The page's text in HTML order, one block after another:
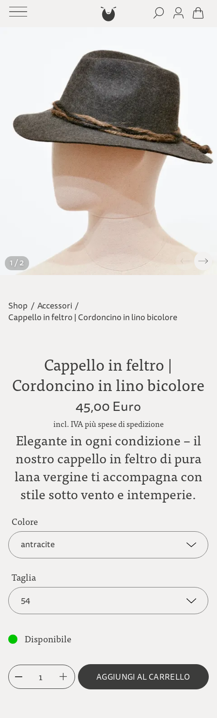
1 / 2
Shop / Accessori /
Cappello in feltro | Cordoncino in lino bicolore
Cappello in feltro |
Cordoncino in lino bicolore
45,00 Euro
incl. IVA più spese di spedizione
Elegante in ogni condizione – il
nostro cappello in feltro di pura
lana vergine ti accompagna con
stile sotto vento e intemperie.
Colore
antracite
antracite
marrone mélange
Taglia
54
56
Disponibile
1 AGGIUNGI AL CARRELLO